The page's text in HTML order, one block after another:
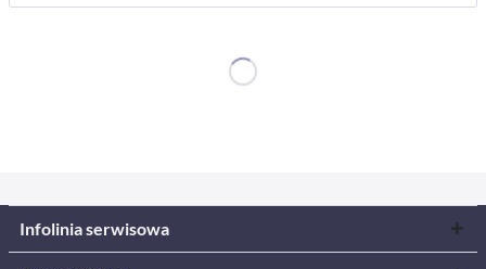
Infolinia serwisowa